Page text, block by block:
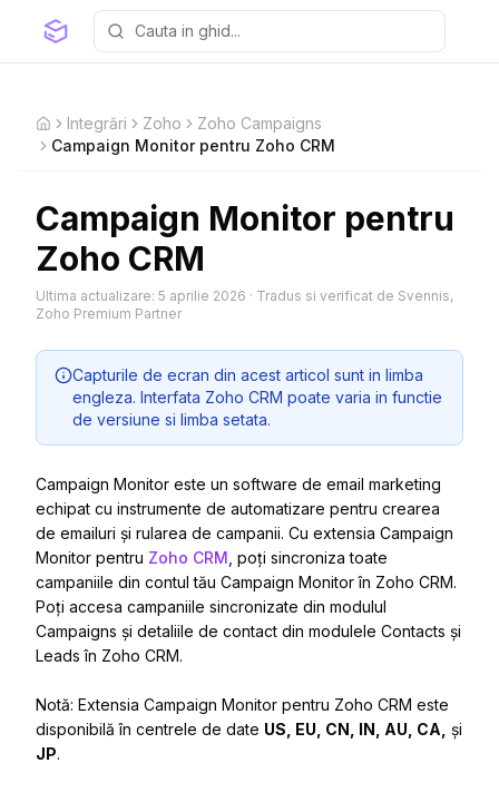
HomeIntegrări Zoho
Zoho Campaigns
Campaign Monitor pentru Zoho CRM
Campaign Monitor pentru
Zoho CRM
Ultima actualizare: 5 aprilie 2026 · Tradus si verificat de Svennis,
Zoho Premium Partner
Capturile de ecran din acest articol sunt in limba
engleza. Interfata Zoho CRM poate varia in functie
de versiune si limba setata.
Campaign Monitor este un software de email marketing
echipat cu instrumente de automatizare pentru crearea
de emailuri și rularea de campanii. Cu extensia Campaign
Monitor pentru Zoho CRM , poți sincroniza toate
campaniile din contul tău Campaign Monitor în Zoho CRM.
Poți accesa campaniile sincronizate din modulul
Campaigns și detaliile de contact din modulele Contacts și
Leads în Zoho CRM.
Notă: Extensia Campaign Monitor pentru Zoho CRM este
disponibilă în centrele de date US, EU, CN, IN, AU , CA,
și
JP.